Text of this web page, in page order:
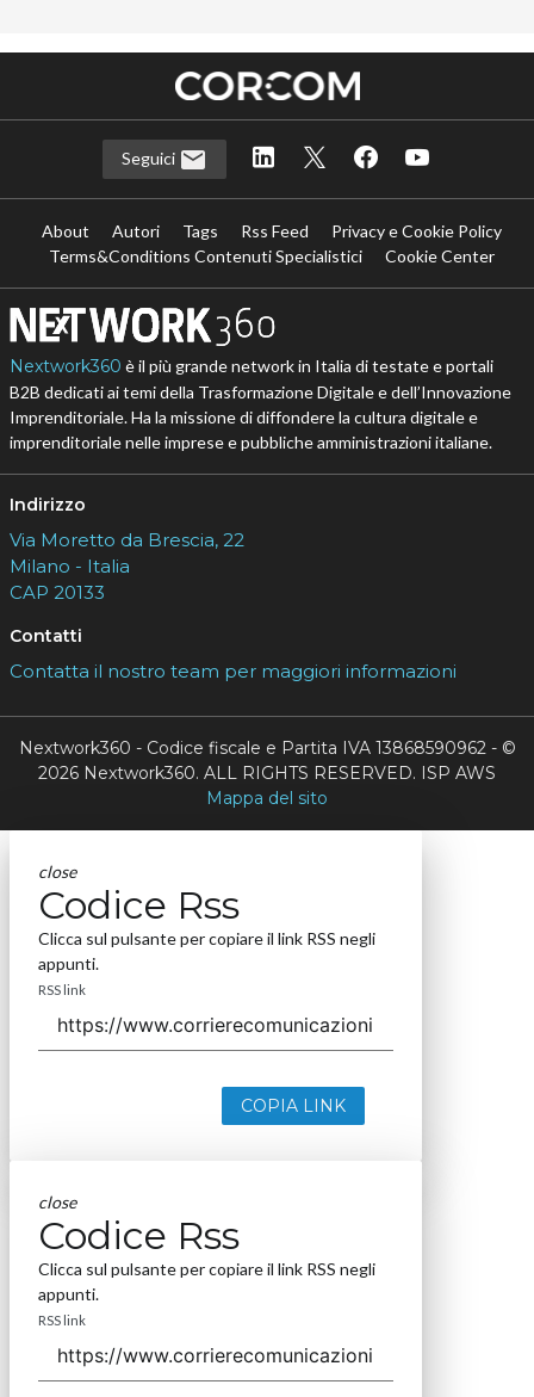
Seguici
About Autori Tags Rss Feed
Privacy e Cookie Policy
Terms&Conditions Contenuti Specialistici
Cookie Center
Nextwork360 è il più grande network in Italia di testate e portali
B2B dedicati ai temi della Trasformazione Digitale e dell’Innovazione
Imprenditoriale. Ha la missione di diffondere la cultura digitale e
imprenditoriale nelle imprese e pubbliche amministrazioni italiane.
Indirizzo
Via Moretto da Brescia, 22
Milano - Italia
CAP 20133
Contatti
Contatta il nostro team per maggiori informazioni
Nextwork360 - Codice fiscale e Partita IVA 13868590962 - ©
2026 Nextwork360. ALL RIGHTS RESERVED. ISP AWS
Mappa del sito
close
Codice Rss
Clicca sul pulsante per copiare il link RSS negli
appunti.
RSS link
COPIA LINK
close
Codice Rss
Clicca sul pulsante per copiare il link RSS negli
appunti.
RSS link